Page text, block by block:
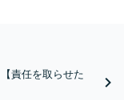
責任を取らせた